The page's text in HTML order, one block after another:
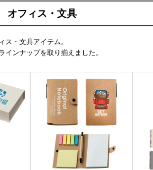
オフィス・文具
ス・文具アイテム。
ンナップを取り揃えました。